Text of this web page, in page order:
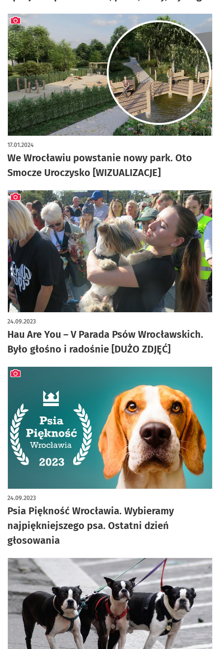
We Wrocławiu powstanie nowy park. Oto
Smocze Uroczysko [WIZUALIZACJE]
17.01.2024
artykuł z galerią zdjęć
Hau Are You – V Parada Psów Wrocławskich.
Było głośno i radośnie [DUŻO ZDJĘĆ]
24.09.2023
artykuł z galerią zdjęć
Psia Piękność Wrocławia. Wybieramy
najpiękniejszego psa. Ostatni dzień
głosowania
24.09.2023
artykuł z galerią zdjęć